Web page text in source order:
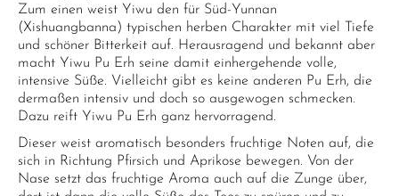
Zum einen weist Yiwu den für Süd-Yunnan
(Xishuangbanna) typischen herben Charakter mit viel Tiefe
und schöner Bitterkeit auf. Herausragend und bekannt aber
macht Yiwu Pu Erh seine damit einhergehende volle,
intensive Süße. Vielleicht gibt es keine anderen Pu Erh, die
dermaßen intensiv und doch so ausgewogen schmecken.
Dazu reift Yiwu Pu Erh ganz hervorragend.
Dieser weist aromatisch besonders fruchtige Noten auf, die
sich in Richtung Pfirsich und Aprikose bewegen. Von der
Nase setzt das fruchtige Aroma auch auf die Zunge über,